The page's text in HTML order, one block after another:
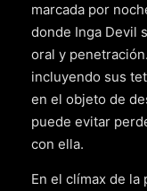
marcada por
donde Inga Devil
oral y
incluyendo sus
en el objeto de
puede evitar
con ella.
En el clímax de